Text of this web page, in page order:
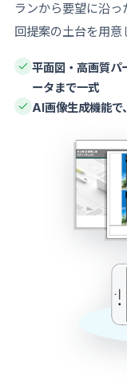
ランから要望に沿
回提案の土台を用意
平面図・高画質パ
ータまで一式
AI画像生成機能で